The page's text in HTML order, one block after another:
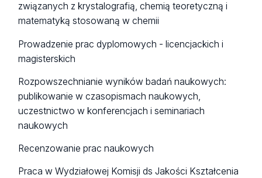
związanych z krystalografią, chemią teoretyczną i
matematyką stosowaną w chemii
Prowadzenie prac dyplomowych - licencjackich i
magisterskich
Rozpowszechnianie wyników badań naukowych:
publikowanie w czasopismach naukowych,
uczestnictwo w konferencjach i seminariach
naukowych
Recenzowanie prac naukowych
Praca w Wydziałowej Komisji ds Jakości Kształcenia